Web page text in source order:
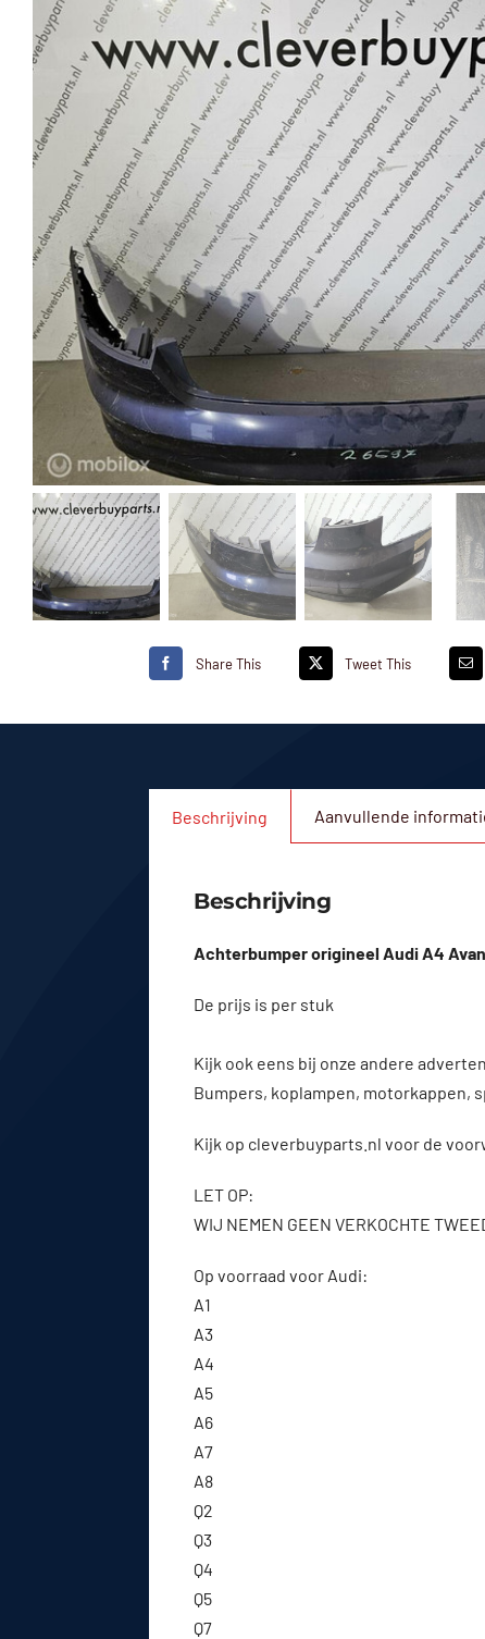
Share This Tweet This
Beschrijving Aanvullende
Beschrijving
Achterbumper origineel Audi A4
De prijs is per stuk
Kijk ook eens bij onze andere
Bumpers, koplampen, motorkappen,
Kijk op cleverbuyparts.nl voor de
LET OP:
WIJ NEMEN GEEN VERKOCHTE
Op voorraad voor Audi:
A1
A3
A4
A5
A6
A7
A8
Q2
Q3
Q4
Q5
Q7